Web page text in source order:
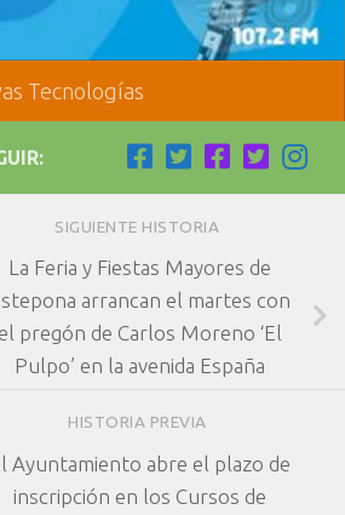
Tecnologías
SIGUIENTE HISTORIA
La Feria y Fiestas Mayores de
arrancan el martes con
el pregón de Carlos Moreno ‘El
Pulpo’ en la avenida España
HISTORIA PREVIA
Ayuntamiento abre el plazo de
inscripción en los Cursos de